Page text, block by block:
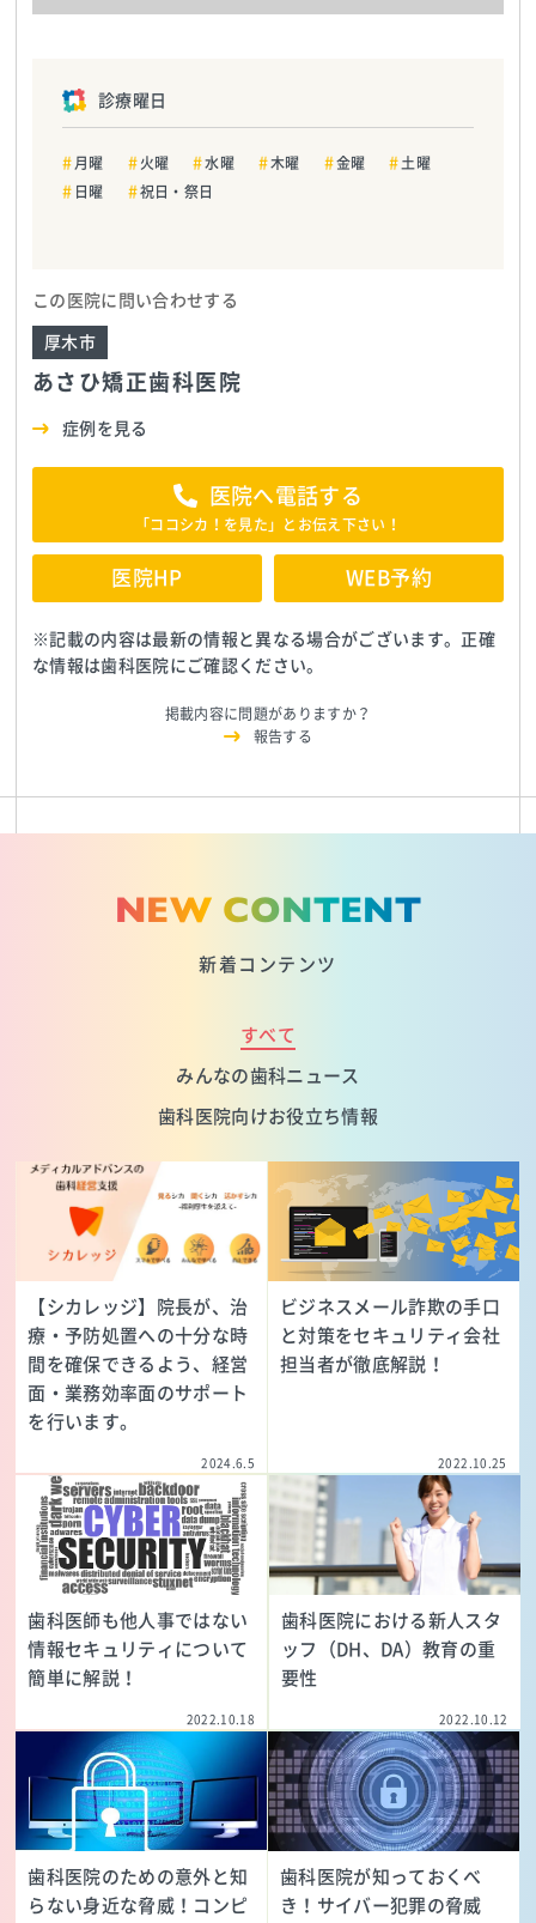
診療曜日
月曜 火曜 水曜 木曜 金曜
土曜
日曜
祝日・祭日
この医院に問い合わせする
あさひ矯正歯科医院
厚木市
症例を見る
医院へ電話する
「ココシカ！を見た」とお伝え下さい！
医院HP WEB予約
※記載の内容は最新の情報と異なる場合がございます。正確
な情報は歯科医院にご確認ください。
掲載内容に問題がありますか？
報告する
NEW CONTENT
新着コンテンツ
すべて
みんなの歯科ニュース
歯科医院向けお役立ち情報
【シカレッジ】院長が、治
療・予防処置への十分な時
間を確保できるよう、経営
面・業務効率面のサポート
を行います。
2024.6.5
ビジネスメール詐欺の手口
と対策をセキュリティ会社
担当者が徹底解説！
2022.10.25
歯科医師も他人事ではない
情報セキュリティについて
簡単に解説！
2022.10.18
歯科医院における新人スタ
ッフ（DH、DA）教育の重
要性
2022.10.12
歯科医院のための意外と知
らない身近な脅威！コンピ
歯科医院が知っておくべ
き！サイバー犯罪の脅威